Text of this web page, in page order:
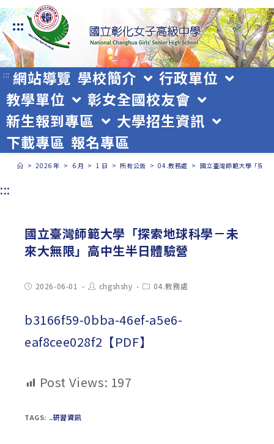
跳
轉
至
主
要
內
容
:::
::: 網站導覽 學校簡介
行政單位
教學單位
彰女全國校友會
新生報到專區
大學招生資訊
下載專區 報名專區
> 2026 年 > 6 月 > 1 日 > 所有公告 > 04.教務處 > 國立臺灣師範大學「探
:::
國立臺灣師範大學「探索地球科學－未
來大無限」高中生半日體驗營
Post2026-06-01
Post
author:
chgshshy
Post04.教務處
b3166f59-0bba-46ef-a5e6-
eaf8cee028f2【PDF】
Post Views: 197
TAGS: ..研習資訊